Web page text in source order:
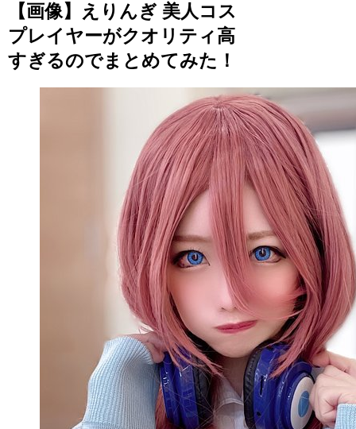
【画像】えりんぎ 美人コス
プレイヤーがクオリティ高
すぎるのでまとめてみた！